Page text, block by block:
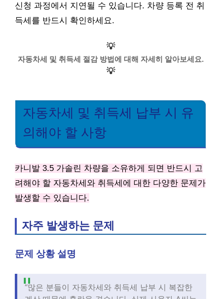
신청 과정에서 지연될 수 있습니다. 차량 등록 전 취
득세를 반드시 확인하세요.
💡
자동차세 및 취득세 절감 방법에 대해 자세히 알아보세요.
💡
자동차세 및 취득세 납부 시 유
의해야 할 사항
카니발 3.5 가솔린 차량을 소유하게 되면 반드시 고
려해야 할 자동차세와 취득세에 대한 다양한 문제가
발생할 수 있습니다.
자주 발생하는 문제
문제 상황 설명
“많은 분들이 자동차세와 취득세 납부 시 복잡한